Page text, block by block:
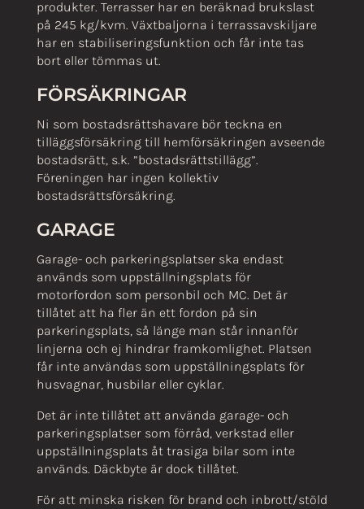
produkter. Terrasser har en beräknad brukslast
på 245 kg/kvm. Växtbaljorna i terrassavskiljare
har en stabiliseringsfunktion och får inte tas
bort eller tömmas ut.
FÖRSÄKRINGAR
Ni som bostadsrättshavare bör teckna en
tilläggsförsäkring till hemförsäkringen avseende
bostadsrätt, s.k. ”bostadsrättstillägg”.
Föreningen har ingen kollektiv
bostadsrättsförsäkring.
GARAGE
Garage- och parkeringsplatser ska endast
används som uppställningsplats för
motorfordon som personbil och MC. Det är
tillåtet att ha fler än ett fordon på sin
parkeringsplats, så länge man står innanför
linjerna och ej hindrar framkomlighet. Platsen
får inte användas som uppställningsplats för
husvagnar, husbilar eller cyklar.
Det är inte tillåtet att använda garage- och
parkeringsplatser som förråd, verkstad eller
uppställningsplats åt trasiga bilar som inte
används. Däckbyte är dock tillåtet.
För att minska risken för brand och inbrott/stöld